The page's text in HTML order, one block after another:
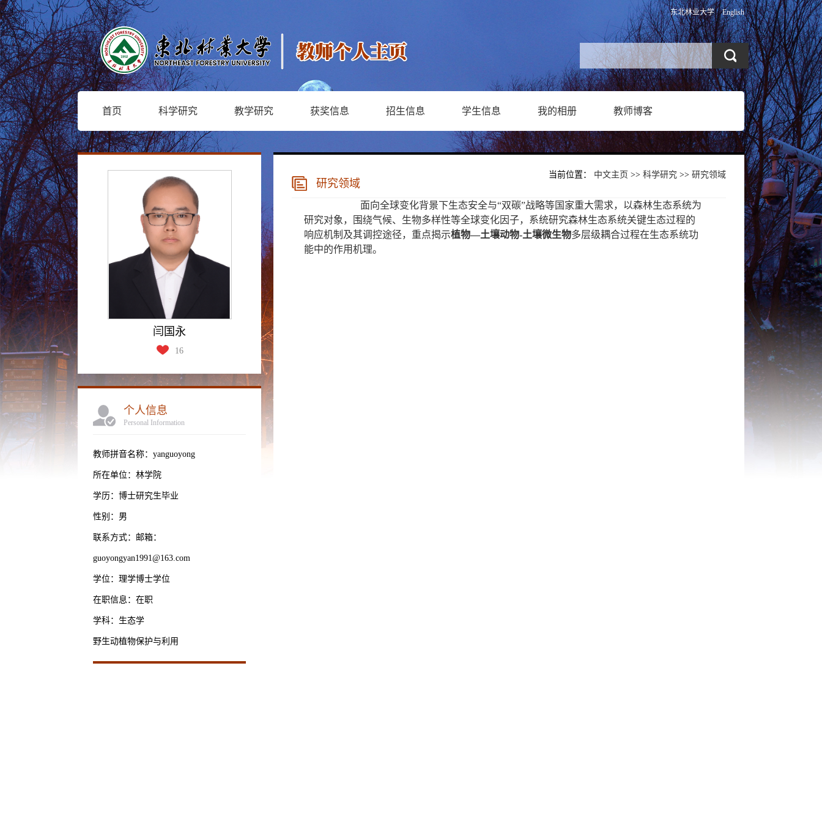
东北林业大学 English
首页 科学研究 教学研究 获奖信息 招生信息 学生信息 我的相册 教师博客
闫国永
16
个人信息
Personal Information
教师拼音名称：yanguoyong
所在单位：林学院
学历：博士研究生毕业
性别：男
联系方式：邮箱：
guoyongyan1991@163.com
学位：理学博士学位
在职信息：在职
学科：生态学
野生动植物保护与利用
研究领域
当前位置： 中文主页 >> 科学研究 >> 研究领域
面向全球变化背景下生态安全与“双碳”战略等国家重大需求，以森林生态系统为
研究对象，围绕气候、生物多样性等全球变化因子，系统研究森林生态系统关键生态过程的
响应机制及其调控途径，重点揭示植物—土壤动物-土壤微生物多层级耦合过程在生态系统功
能中的作用机理。